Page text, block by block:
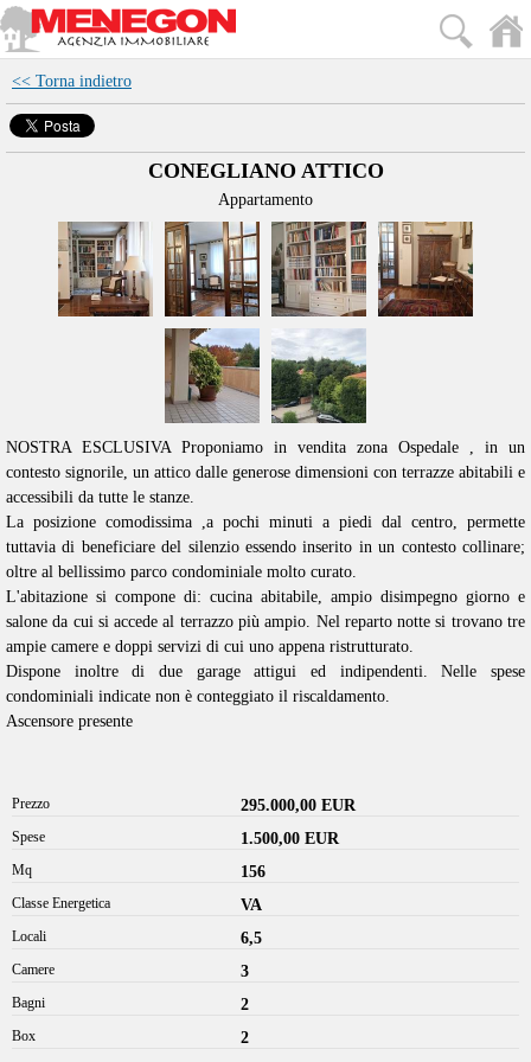
<< Torna indietro
CONEGLIANO ATTICO
Appartamento
NOSTRA ESCLUSIVA Proponiamo in vendita zona Ospedale , in un
contesto signorile, un attico dalle generose dimensioni con terrazze abitabili e
accessibili da tutte le stanze.
La posizione comodissima ,a pochi minuti a piedi dal centro, permette
tuttavia di beneficiare del silenzio essendo inserito in un contesto collinare;
oltre al bellissimo parco condominiale molto curato.
L'abitazione si compone di: cucina abitabile, ampio disimpegno giorno e
salone da cui si accede al terrazzo più ampio. Nel reparto notte si trovano tre
ampie camere e doppi servizi di cui uno appena ristrutturato.
Dispone inoltre di due garage attigui ed indipendenti. Nelle spese
condominiali indicate non è conteggiato il riscaldamento.
Ascensore presente
Prezzo 295.000,00 EUR
Spese 1.500,00 EUR
Mq 156
Classe Energetica VA
Locali 6,5
Camere 3
Bagni 2
Box 2